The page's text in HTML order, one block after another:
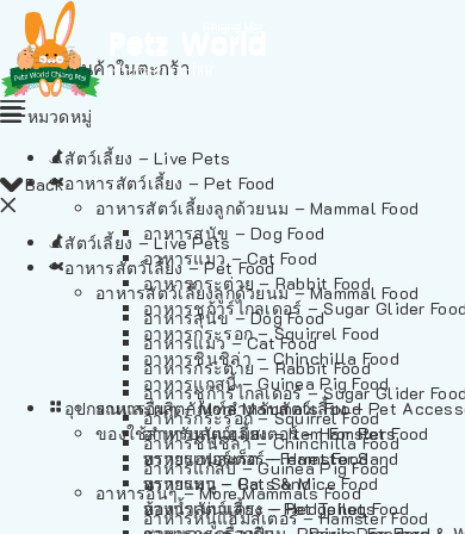
ไม่มีสินค้าในตะกร้า
Back
สัตว์เลี้ยง – Live Pets
อาหารสัตว์เลี้ยง – Pet Food
อาหารสัตว์เลี้ยงลูกด้วยนม – Mammal Food
อาหารสุนัข – Dog Food
อาหารแมว – Cat Food
อาหารกระต่าย – Rabbit Food
อาหารชูก้าร์ไกลเดอร์ – Sugar Glider Food
อาหารกระรอก – Squirrel Food
อาหารชินชิล่า – Chinchilla Food
อาหารแกสบี้ – Guinea Pig Food
อาหารอื่นๆ – More Mammals Food
อาหารหนูแฮมสเตอร์ – Hamster Food
หมวดหมู่
สัตว์เลี้ยง – Live Pets
อาหารสัตว์เลี้ยง – Pet Food
อาหารสัตว์เลี้ยงลูกด้วยนม – Mammal Food
อาหารสุนัข – Dog Food
อาหารแมว – Cat Food
อาหารกระต่าย – Rabbit Food
อาหารชูก้าร์ไกลเดอร์ – Sugar Glider Food
อาหารกระรอก – Squirrel Food
อาหารชินชิล่า – Chinchilla Food
อาหารแกสบี้ – Guinea Pig Food
อาหารอื่นๆ – More Mammals Food
อาหารหนูแฮมสเตอร์ – Hamster Food
อาหารเฟอร์เร็ต – Ferret Food
อาหารหนู – Rats & Mice Food
อาหารเม่นแคระ – Hedgehog Food
อุปกรณและผลิตภัณฑ์สำหรับสัตว์เลี้ยง – Pet
ของใช้สำหรับสัตว์เลี้ยง – Item For Pets
ทรายแฮมสเตอร์ – Hamster Sand
ทรายแมว – Cat Sand
ห้องน้ำสัตว์เลี้ยง – Pet Toilets